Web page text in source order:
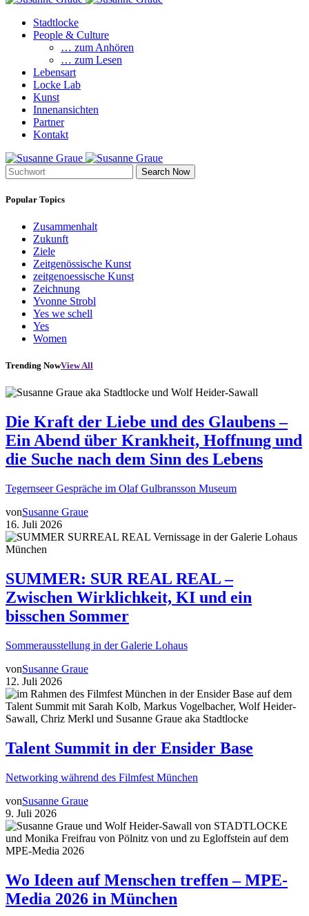
Stadtlocke
People & Culture
… zum Anhören
… zum Lesen
Lebensart
Locke Lab
Kunst
Innenansichten
Partner
Kontakt
Search Now
Popular Topics
Zusammenhalt
Zukunft
Ziele
Zeitgenössische Kunst
zeitgenoessische Kunst
Zeichnung
Yvonne Strobl
Yes we schell
Yes
Women
Trending NowView All
Die Kraft der Liebe und des Glaubens –
Ein Abend über Krankheit, Hoffnung und
die Suche nach dem Sinn des Lebens
Tegernseer Gespräche im Olaf Gulbransson Museum
vonSusanne Graue
16. Juli 2026
SUMMER: SUR REAL REAL –
Zwischen Wirklichkeit, KI und ein
bisschen Sommer
Sommerausstellung in der Galerie Lohaus
vonSusanne Graue
12. Juli 2026
Talent Summit in der Ensider Base
Networking während des Filmfest München
vonSusanne Graue
9. Juli 2026
Wo Ideen auf Menschen treffen – MPE-
Media 2026 in München